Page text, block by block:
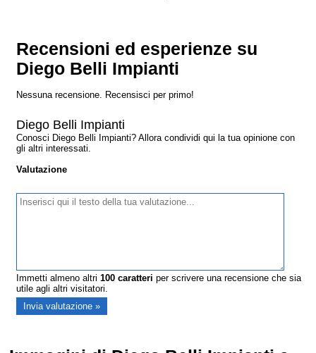
Recensioni ed esperienze su
Diego Belli Impianti
Nessuna recensione. Recensisci per primo!
Diego Belli Impianti
Conosci Diego Belli Impianti? Allora condividi qui la tua opinione con
gli altri interessati.
Valutazione
Immetti almeno altri100 caratteri per scrivere una recensione che sia
utile agli altri visitatori.